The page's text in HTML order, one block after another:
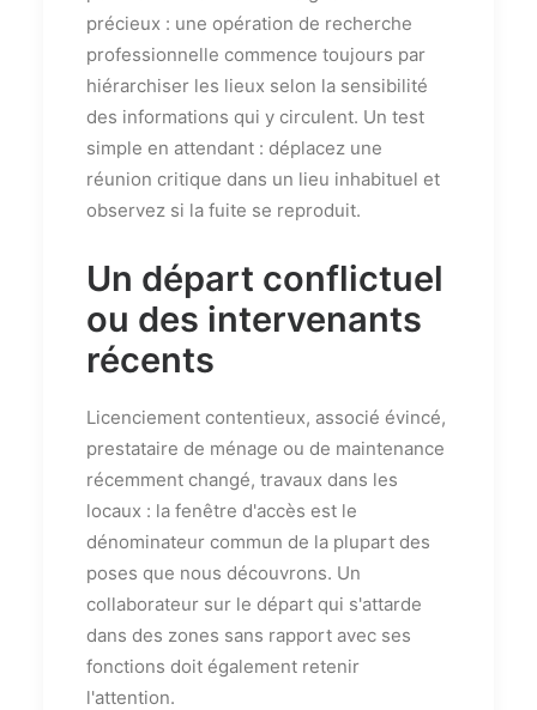
précieux : une opération de recherche
professionnelle commence toujours par
hiérarchiser les lieux selon la sensibilité
des informations qui y circulent. Un test
simple en attendant : déplacez une
réunion critique dans un lieu inhabituel et
observez si la fuite se reproduit.
Un départ conflictuel
ou des intervenants
récents
Licenciement contentieux, associé évincé,
prestataire de ménage ou de maintenance
récemment changé, travaux dans les
locaux : la fenêtre d'accès est le
dénominateur commun de la plupart des
poses que nous découvrons. Un
collaborateur sur le départ qui s'attarde
dans des zones sans rapport avec ses
fonctions doit également retenir
l'attention.